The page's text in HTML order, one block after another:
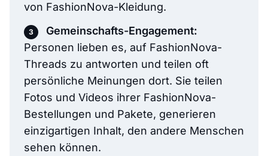
von FashionNova-Kleidung.
Gemeinschafts-Engagement:
Personen lieben es, auf FashionNova-
Threads zu antworten und teilen oft
persönliche Meinungen dort. Sie teilen
Fotos und Videos ihrer FashionNova-
Bestellungen und Pakete, generieren
einzigartigen Inhalt, den andere Menschen
sehen können.